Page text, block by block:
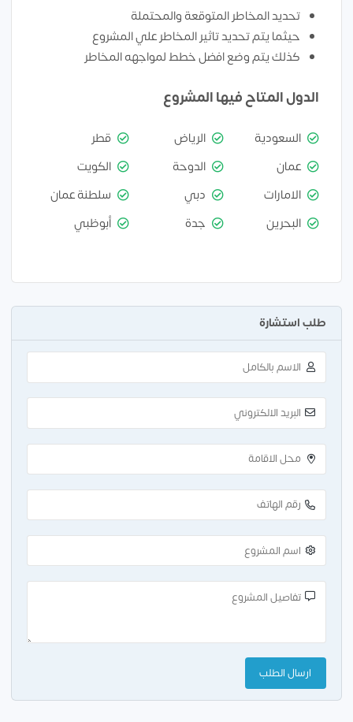
تحديد المخاطر المتوقعة والمحتملة
حيثما يتم تحديد تاثير المخاطر علي المشروع
كذلك يتم وضع افضل خطط لمواجهه المخاطر
الدول المتاح فيها المشروع
السعودية الرياض
قطر
عمان
الدوحة
الكويت
الامارات
دبي
سلطنة عمان
البحرين
جدة أبوظبي
طلب استشارة